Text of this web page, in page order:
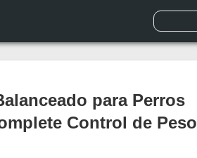
para Perros
Control de Peso